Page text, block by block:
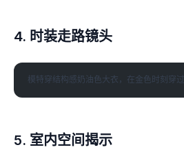
4. 时装走路镜头
5. 室内空间揭示